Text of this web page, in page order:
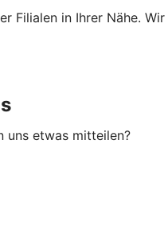
Filialen in Ihrer Nähe. Wir
uns etwas mitteilen?